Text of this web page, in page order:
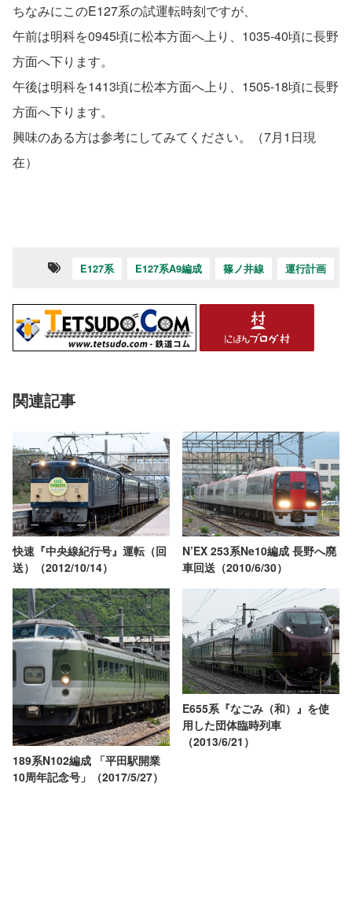
ちなみにこのE127系の試運転時刻ですが、
午前は明科を0945頃に松本方面へ上り、1035-40頃に長野
方面へ下ります。
午後は明科を1413頃に松本方面へ上り、1505-18頃に長野
方面へ下ります。
興味のある方は参考にしてみてください。（7月1日現
在）
E127系 E127系A9編成 篠ノ井線 運行計画
関連記事
快速『中央線紀行号』運転（回
送）（2012/10/14）
N’EX 253系Ne10編成 長野へ廃
車回送（2010/6/30）
189系N102編成 「平田駅開業
10周年記念号」（2017/5/27）
E655系『なごみ（和）』を使
用した団体臨時列車
（2013/6/21）